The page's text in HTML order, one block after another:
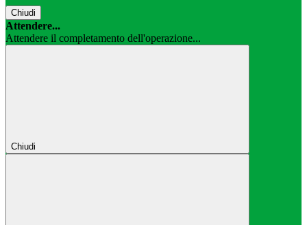
Chiudi
Attendere...
Attendere il completamento dell'operazione...
Chiudi